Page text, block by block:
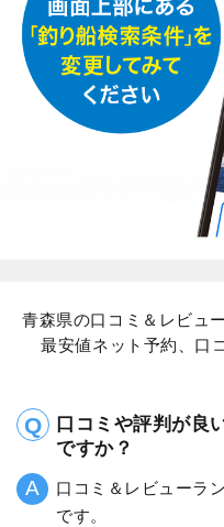
青森県の口コミ＆レビュ
最安値ネット予約、口
口コミや評判が良
ですか？
口コミ＆レビューラ
です。